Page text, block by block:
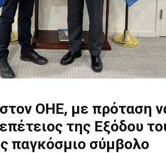
ΟΗΕ, με πρόταση
της Εξόδου
παγκόσμιο σύμβολο